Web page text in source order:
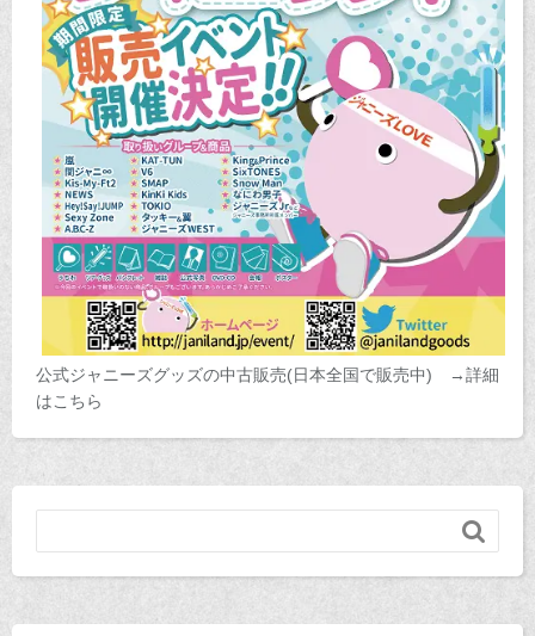
公式ジャニーズグッズの中古販売(日本全国で販売中) →詳細
はこちら
